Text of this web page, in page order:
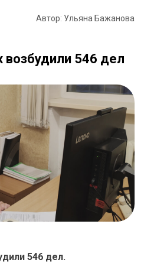
Автор: Ульяна Бажанова
возбудили 546 дел
546 дел.